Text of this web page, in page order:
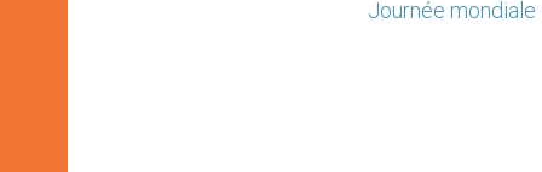
Journée